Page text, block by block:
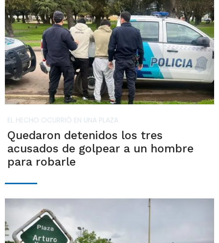
EL HECHO OCURRIÓ EN UNA PLAZA
Quedaron detenidos los tres
acusados de golpear a un hombre
para robarle